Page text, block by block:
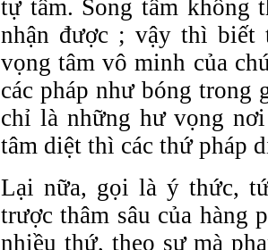
tự tâm. Song tâm không
nhận được ; vậy thì biết
vọng tâm vô minh của
các pháp như bóng trong
chỉ là những hư vọng
tâm diệt thì các thứ pháp
Lại nữa, gọi là ý thức,
trược thâm sâu của hàng
nhiều thứ, theo sự mà